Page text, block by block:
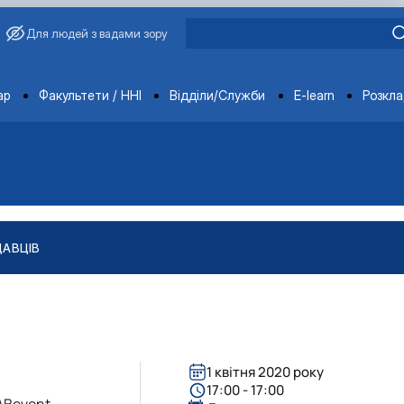
Для людей з вадами зору
Факультети / ННІ Відділи/Служби E-learn
1 квітня 2020 року
17:00 - 17:00